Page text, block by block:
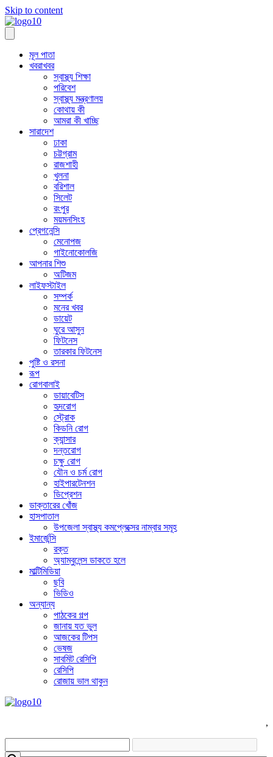
Skip to content
মূল পাতা
খবরাখবর
স্বাস্থ্য শিক্ষা
পরিবেশ
স্বাস্থ্য মন্ত্রণালয়
কোথায় কী
আমরা কী খাচ্ছি
সারাদেশ
ঢাকা
চট্টগ্রাম
রাজশাহী
খুলনা
বরিশাল
সিলেট
রংপুর
ময়মনসিংহ
প্রেগনেন্সি
মেনোপজ
গাইনোকোলজি
আপনার শিশু
অটিজম
লাইফস্টাইল
সম্পর্ক
মনের খবর
ডায়েট
ঘুরে আসুন
ফিটনেস
তারকার ফিটনেস
পুষ্টি ও রসনা
রূপ
রোগবালাই
ডায়াবেটিস
হৃদরোগ
স্ট্রোক
কিডনি রোগ
ক্যান্সার
দন্তরোগ
চক্ষু রোগ
যৌন ও চর্ম রোগ
হাইপারটেনশন
ডিপ্রেশন
ডাক্তারের খোঁজ
হাসপাতাল
উপজেলা স্বাস্থ্য কমপ্লেক্সের নাম্বার সমূহ
ইমার্জেন্সি
রক্ত
অ্যাম্বুলেন্স ডাকতে হলে
মাল্টিমিডিয়া
ছবি
ভিডিও
অন্যান্য
পাঠকের গল্প
জানায় যত ভুল
আজকের টিপস
ভেষজ
সাবমিট রেসিপি
রেসিপি
রোজায় ভাল থাকুন
,